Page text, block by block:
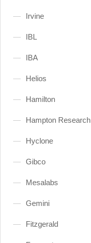
Irvine
IBL
IBA
Helios
Hamilton
Hampton Research
Hyclone
Gibco
Mesalabs
Gemini
Fitzgerald